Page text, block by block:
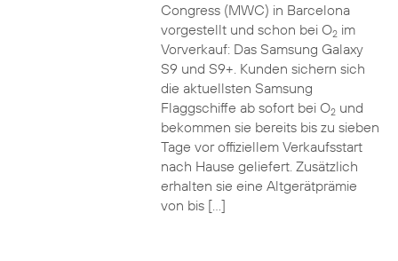
Congress (MWC) in Barcelona
vorgestellt und schon bei O2im
Vorverkauf: Das Samsung Galaxy
S9 und S9+. Kunden sichern sich
die aktuellsten Samsung
Flaggschiffe ab sofort bei O2und
bekommen sie bereits bis zu sieben
Tage vor offiziellem Verkaufsstart
nach Hause geliefert. Zusätzlich
erhalten sie eine Altgerätprämie
von bis […]